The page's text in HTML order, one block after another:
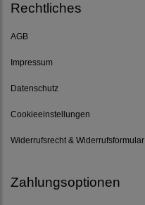
Rechtliches
AGB
Impressum
Datenschutz
Cookieeinstellungen
Widerrufsrecht & Widerrufsformular
Zahlungsoptionen